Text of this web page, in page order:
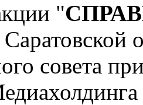
"
совета